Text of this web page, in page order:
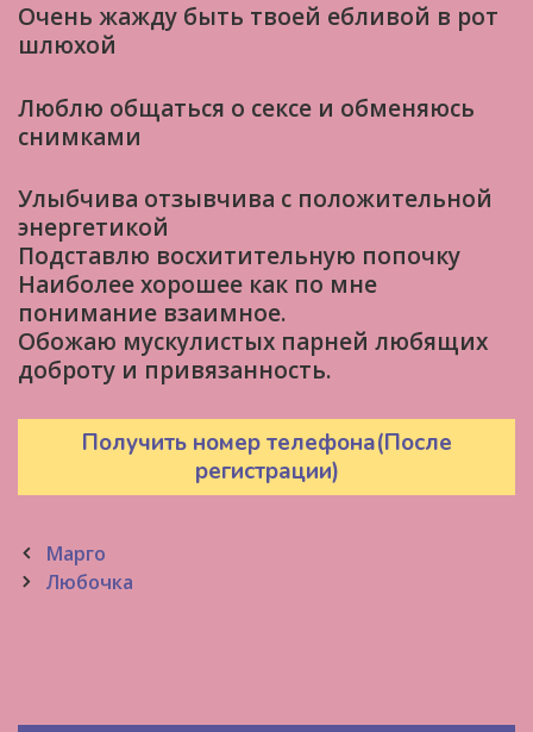
Очень жажду быть твоей ебливой в рот
шлюхой
Люблю общаться о сексе и обменяюсь
снимками
Улыбчива отзывчива с положительной
энергетикой
Подставлю восхитительную попочку
Наиболее хорошее как по мне
понимание взаимное.
Обожаю мускулистых парней любящих
доброту и привязанность.
Получить номер телефона(После
регистрации)
Post
navigation
Марго
Любочка